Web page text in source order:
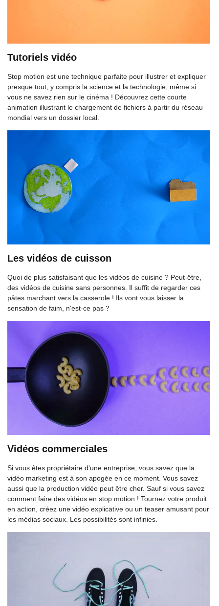
Tutoriels vidéo
Stop motion est une technique parfaite pour illustrer et expliquer
presque tout, y compris la science et la technologie, même si
vous ne savez rien sur le cinéma ! Découvrez cette courte
animation illustrant le chargement de fichiers à partir du réseau
mondial vers un dossier local.
Les vidéos de cuisson
Quoi de plus satisfaisant que les vidéos de cuisine ? Peut-être,
des vidéos de cuisine sans personnes. Il suffit de regarder ces
pâtes marchant vers la casserole ! Ils vont vous laisser la
sensation de faim, n'est-ce pas ?
Vidéos commerciales
Si vous êtes propriétaire d'une entreprise, vous savez que la
vidéo marketing est à son apogée en ce moment. Vous savez
aussi que la production vidéo peut être cher. Sauf si vous savez
comment faire des vidéos en stop motion ! Tournez votre produit
en action, créez une vidéo explicative ou un teaser amusant pour
les médias sociaux. Les possibilités sont infinies.